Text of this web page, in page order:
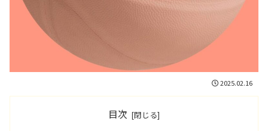
2025.02.16
目次